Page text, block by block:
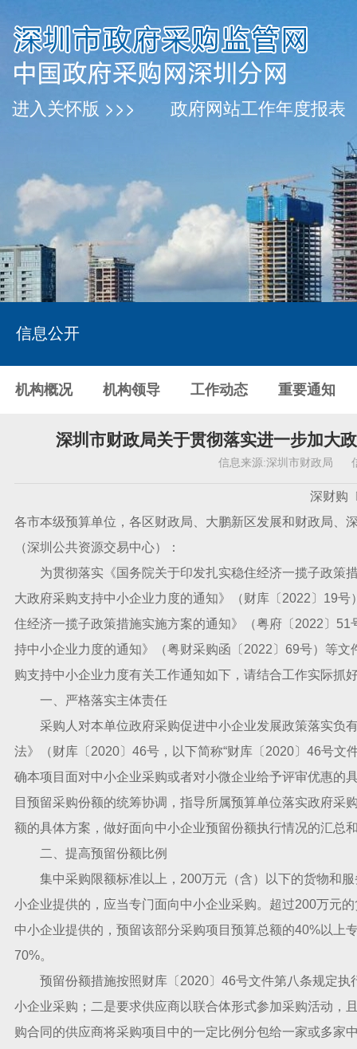
进入关怀版 >>> 政府网站工作年度报表
信息公开
机构概况 机构领导 工作动态 重要通知
深圳市财政局关于贯彻落实进一步加大
信息来源:深圳市财政局
深财购〔
各市本级预算单位，各区财政局、大鹏新区发展和财政局、
（深圳公共资源交易中心）：
为贯彻落实《国务院关于印发扎实稳住经济一揽子政策
大政府采购支持中小企业力度的通知》（财库〔2022〕19
住经济一揽子政策措施实施方案的通知》（粤府〔2022〕
持中小企业力度的通知》（粤财采购函〔2022〕69号）等
购支持中小企业力度有关工作通知如下，请结合工作实际抓
一、严格落实主体责任
采购人对本单位政府采购促进中小企业发展政策落实负
法》（财库〔2020〕46号，以下简称“财库〔2020〕46号文
确本项目面对中小企业采购或者对小微企业给予评审优惠的
目预留采购份额的统筹协调，指导所属预算单位落实政府
额的具体方案，做好面向中小企业预留份额执行情况的汇总
二、提高预留份额比例
集中采购限额标准以上，200万元（含）以下的货物和服
小企业提供的，应当专门面向中小企业采购。超过200万元
中小企业提供的，预留该部分采购项目预算总额的40%以上
70%。
预留份额措施按照财库〔2020〕46号文件第八条规定执
小企业采购；二是要求供应商以联合体形式参加采购活动，
购合同的供应商将采购项目中的一定比例分包给一家或多家